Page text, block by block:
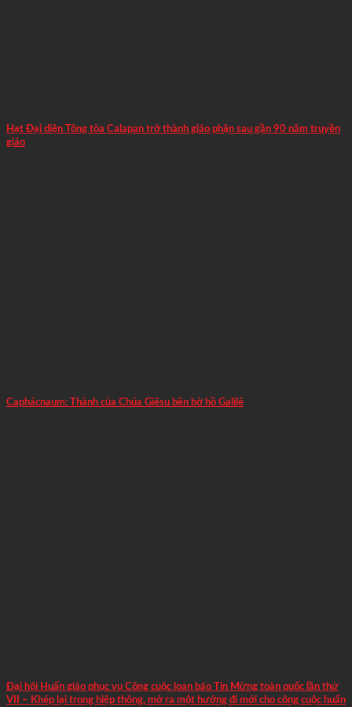
Hạt Đại diện Tông tòa Calapan trở thành giáo phận sau gần 90 năm truyền
giáo
Caphácnaum: Thành của Chúa Giêsu bên bờ hồ Galilê
Đại hội Huấn giáo phục vụ Công cuộc loan báo Tin Mừng toàn quốc lần thứ
VII – Khép lại trong hiệp thông, mở ra một hướng đi mới cho công cuộc huấn